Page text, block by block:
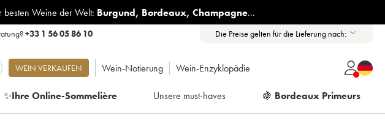
Weine der Welt: Burgund, Bordeaux, Champagne...
+33 1 56 05 86 10 Die Preise gelten für die Lieferung nach:
WEIN VERKAUFEN Wein-Notierung Wein-Enzyklopädie
✨Ihre Online-Sommelière Unsere must-haves 🍇 Bordeaux Primeurs